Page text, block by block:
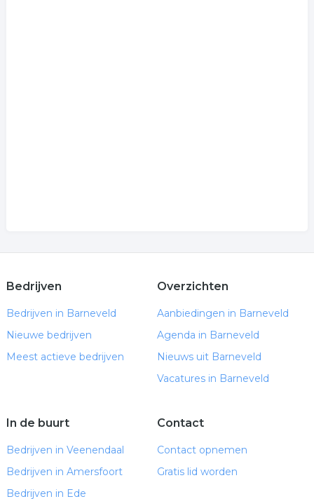
Bedrijven
Bedrijven in Barneveld
Nieuwe bedrijven
Meest actieve bedrijven
Overzichten
Aanbiedingen in Barneveld
Agenda in Barneveld
Nieuws uit Barneveld
Vacatures in Barneveld
In de buurt
Bedrijven in Veenendaal
Bedrijven in Amersfoort
Bedrijven in Ede
Contact
Contact opnemen
Gratis lid worden